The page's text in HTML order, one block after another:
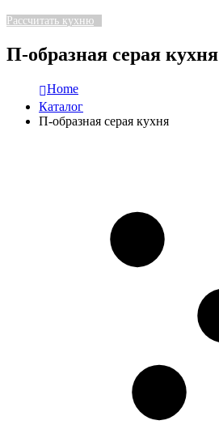
Рассчитать кухню
П-образная серая кухня
Home
Каталог
П-образная серая кухня